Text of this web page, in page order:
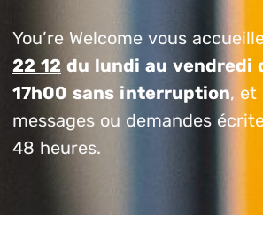
You’re Welcome vous
22 12 du lundi au vendredi
17h00 sans interruption, et
messages ou demandes
48 heures.